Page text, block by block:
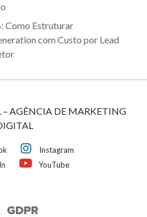
Como Estruturar
com Custo por Lead
– AGÊNCIA DE MARKETING
Instagram
YouTube